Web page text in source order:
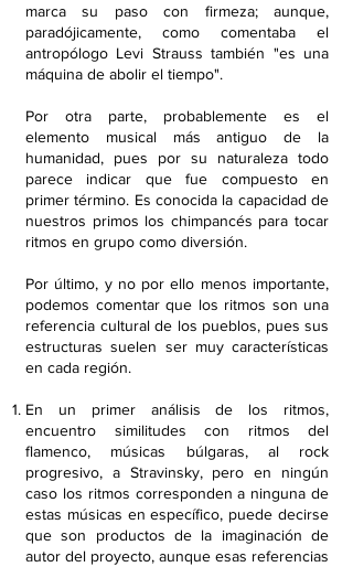
marca su paso con firmeza; aunque,
paradójicamente, como comentaba el
antropólogo Levi Strauss también "es una
máquina de abolir el tiempo".
Por otra parte, probablemente es el
elemento musical más antiguo de la
humanidad, pues por su naturaleza todo
parece indicar que fue compuesto en
primer término. Es conocida la capacidad de
nuestros primos los chimpancés para tocar
ritmos en grupo como diversión.
Por último, y no por ello menos importante,
podemos comentar que los ritmos son una
referencia cultural de los pueblos, pues sus
estructuras suelen ser muy características
en cada región.
En un primer análisis de los ritmos,
encuentro similitudes con ritmos del
flamenco, músicas búlgaras, al rock
progresivo, a Stravinsky, pero en ningún
caso los ritmos corresponden a ninguna de
estas músicas en específico, puede decirse
que son productos de la imaginación de
autor del proyecto, aunque esas referencias